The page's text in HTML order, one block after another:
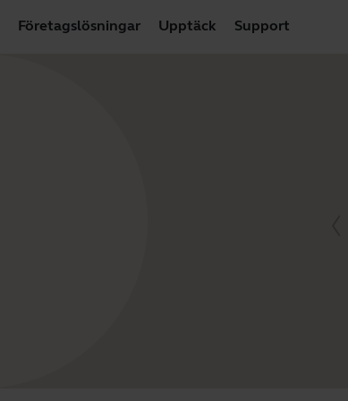
Företagslösningar Upptäck Support